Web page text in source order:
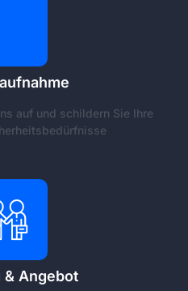
auf und schildern Sie Ihre
& Angebot